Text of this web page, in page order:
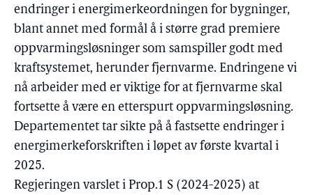
endringer i energimerkeordningen for bygninger,
blant annet med formål å i større grad premiere
oppvarmingsløsninger som samspiller godt med
kraftsystemet, herunder fjernvarme. Endringene vi
nå arbeider med er viktige for at fjernvarme skal
fortsette å være en etterspurt oppvarmingsløsning.
Departementet tar sikte på å fastsette endringer i
energimerkeforskriften i løpet av første kvartal i
2025.
Regjeringen varslet i Prop.1 S (2024-2025) at